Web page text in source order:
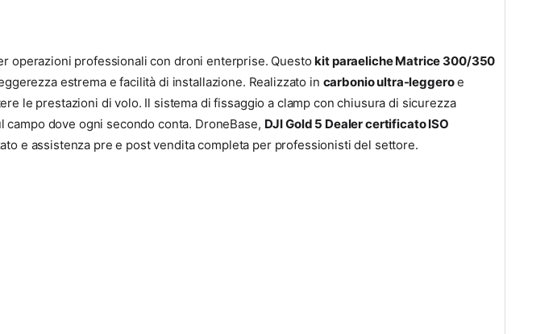
operazioni professionali con droni enterprise. Questokit paraeliche Matrice 300/350
estrema e facilità di installazione. Realizzato in carbonio ultra-leggeroe
le prestazioni di volo. Il sistema di fissaggio a clamp con chiusura di sicurezza
dove ogni secondo conta. DroneBase, DJI Gold 5 Dealer certificato ISO
e assistenza pre e post vendita completa per professionisti del settore.